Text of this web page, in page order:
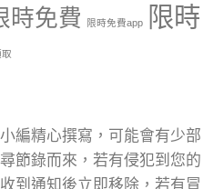
時免費 限時免費app
限時
編精心撰寫，可能會有少部
節錄而來，若有侵犯到您的
到通知後立即移除，若有冒